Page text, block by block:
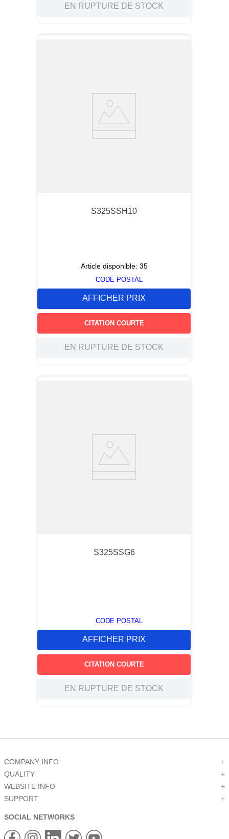
EN RUPTURE DE STOCK
S325SSH10
Article disponible: 35
CODE POSTAL
AFFICHER PRIX
CITATION COURTE
EN RUPTURE DE STOCK
S325SSG6
CODE POSTAL
AFFICHER PRIX
CITATION COURTE
EN RUPTURE DE STOCK
COMPANY INFO
+
QUALITY
+
WEBSITE INFO
+
SUPPORT
+
SOCIAL NETWORKS